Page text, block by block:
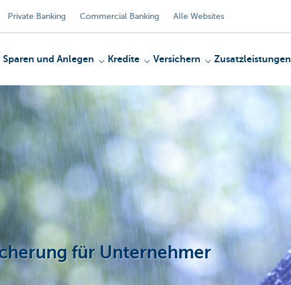
Private Banking Commercial Banking Alle Websites
Sparen und Anlegen Kredite Versichern Zusatzleistungen
für Unternehmer